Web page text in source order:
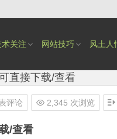
术关注 网站技巧 风土人
直接下载/查看
/查看
评论 2,345 次浏览